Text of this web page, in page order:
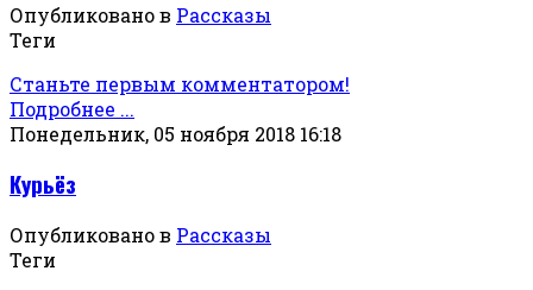
Опубликовано в Рассказы
Теги
Станьте первым комментатором!
Подробнее ...
Понедельник, 05 ноября 2018 16:18
Курьёз
Опубликовано в Рассказы
Теги